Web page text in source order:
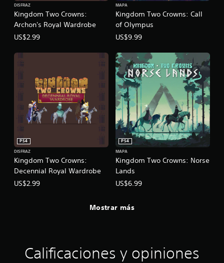
Kingdom Two Crowns:
Archon's Royal Wardrobe
DISFRAZ
US$2.99
Kingdom Two Crowns: Call
of Olympus
MAPA
US$9.99
Kingdom Two Crowns:
Decennial Royal Wardrobe
PS4
DISFRAZ
US$2.99
Kingdom Two Crowns: Norse
Lands
PS4
MAPA
US$6.99
Mostrar más
Calificaciones y opiniones